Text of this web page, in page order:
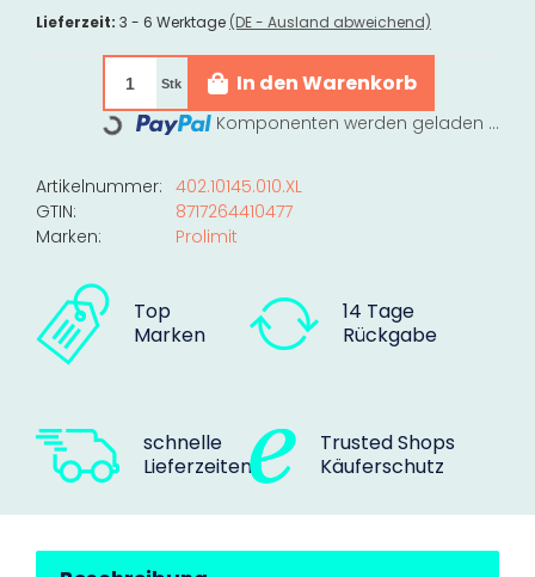
Lieferzeit: 3 - 6 Werktage (DE - Ausland abweichend)
Stk In den Warenkorb
Loading... Komponenten werden geladen ...
Artikelnummer: 402.10145.010.XL
GTIN:
8717264410477
Marken:
Prolimit
Top
Marken
14 Tage
Rückgabe
schnelle
Lieferzeiten
Trusted Shops
Käuferschutz